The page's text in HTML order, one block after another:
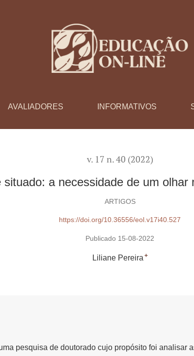
AVALIADORES INFORMATIVOS
v. 17 n. 40 (2022)
a necessidade de um
ARTIGOS
https://doi.org/10.36556/eol.v17i40.527
Publicado 15-08-2022
Liliane Pereira +
pesquisa de doutorado cujo propósito foi analisar